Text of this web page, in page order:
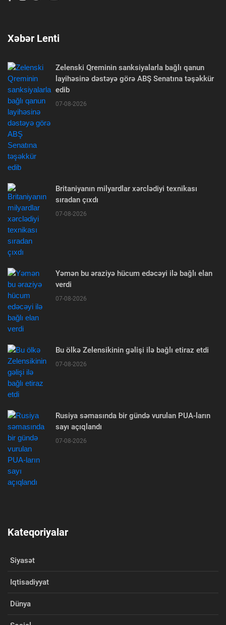
Xəbər Lenti
Zelenski Qreminin sanksiyalarla bağlı qanun
layihəsinə dəstəyə görə ABŞ Senatına təşəkkür
edib
07-08-2026
Britaniyanın milyardlar xərclədiyi texnikası
sıradan çıxdı
07-08-2026
Yəmən bu əraziyə hücum edəcəyi ilə bağlı elan
verdi
07-08-2026
Bu ölkə Zelensikinin gəlişi ilə bağlı etiraz etdi
07-08-2026
Rusiya səmasında bir gündə vurulan PUA-ların
sayı açıqlandı
07-08-2026
Kateqoriyalar
Siyasət
Iqtisadiyyat
Dünya